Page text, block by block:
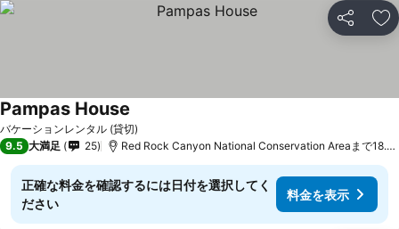
シェア お
バケーションレンタル (貸切)
Pampas House
9.5 大満足 25 Red Rock Canyon National Conservation Areaまで18.9 km
正確な料金を確認するには日付を選択してく
ださい
料金を表示